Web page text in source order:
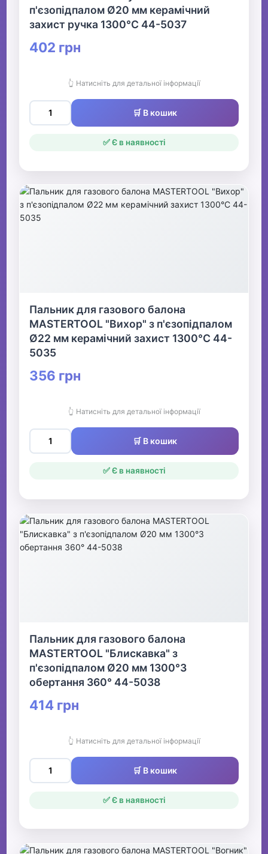
п'єзопідпалом Ø20 мм керамічний
захист ручка 1300°С 44-5037
402 грн
👆 Натисніть для детальної інформації
🛒 В кошик
✅ Є в наявності
Пальник для газового балона
MASTERTOOL "Вихор" з п'єзопідпалом
Ø22 мм керамічний захист 1300°С 44-
5035
356 грн
👆 Натисніть для детальної інформації
🛒 В кошик
✅ Є в наявності
Пальник для газового балона
MASTERTOOL "Блискавка" з
п'єзопідпалом Ø20 мм 1300°З
обертання 360° 44-5038
414 грн
👆 Натисніть для детальної інформації
🛒 В кошик
✅ Є в наявності